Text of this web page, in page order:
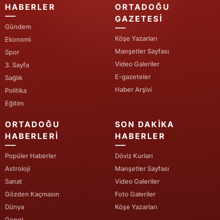
HABERLER
Gündem
Ekonomi
Spor
3. Sayfa
Sağlık
Politika
Eğitim
ORTADOĞU
GAZETESI
Köşe Yazarları
Manşetler Sayfası
Video Galeriler
E-gazeteler
Haber Arşivi
ORTADOĞU
HABERLERI
Popüler Haberler
Astroloji
Sanat
Gözden Kaçmasın
Dünya
SON DAKIKA
HABERLER
Döviz Kurları
Manşetler Sayfası
Video Galeriler
Foto Galeriler
Köşe Yazarları